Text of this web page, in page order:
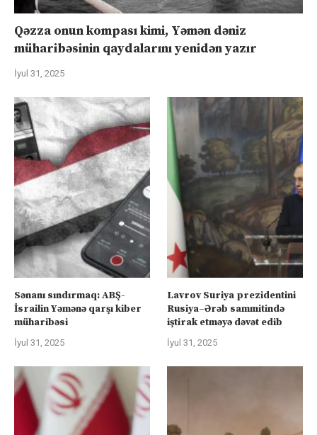
Qəzza onun kompası kimi, Yəmən dəniz
müharibəsinin qaydalarını yenidən yazır
İyul 31, 2025
Sənanı sındırmaq: ABŞ-
İsrailin Yəmənə qarşı kiber
müharibəsi
İyul 31, 2025
Lavrov Suriya prezidentini
Rusiya–Ərəb sammitində
iştirak etməyə dəvət edib
İyul 31, 2025